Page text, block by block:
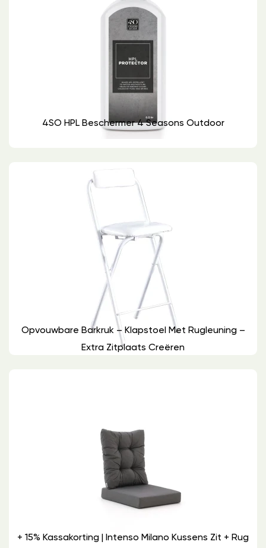
4SO HPL Beschermer 4 Seasons Outdoor
Opvouwbare Barkruk – Klapstoel Met Rugleuning –
Extra Zitplaats Creëren
+ 15% Kassakorting | Intenso Milano Kussens Zit + Rug